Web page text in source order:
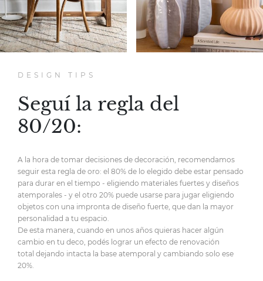
DESIGN TIPS
Seguí la regla del
80/20:
A la hora de tomar decisiones de decoración, recomendamos
seguir esta regla de oro: el 80% de lo elegido debe estar pensado
para durar en el tiempo - eligiendo materiales fuertes y diseños
atemporales - y el otro 20% puede usarse para jugar eligiendo
objetos con una impronta de diseño fuerte, que dan la mayor
personalidad a tu espacio.
De esta manera, cuando en unos años quieras hacer algún
cambio en tu deco, podés lograr un efecto de renovación
total dejando intacta la base atemporal y cambiando solo ese
20%.